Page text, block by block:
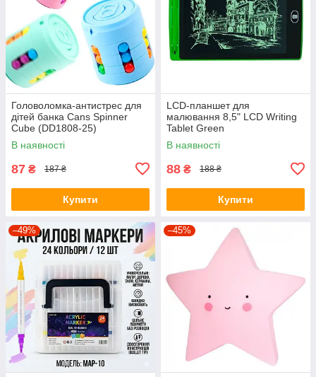
Головоломка-антистрес для
дітей банка Cans Spinner
Cube (DD1808-25)
В наявності
87 ₴ 187 ₴
Купити
LCD-планшет для
малювання 8,5" LCD Writing
Tablet Green
В наявності
88 ₴ 188 ₴
Купити
–49% –45%